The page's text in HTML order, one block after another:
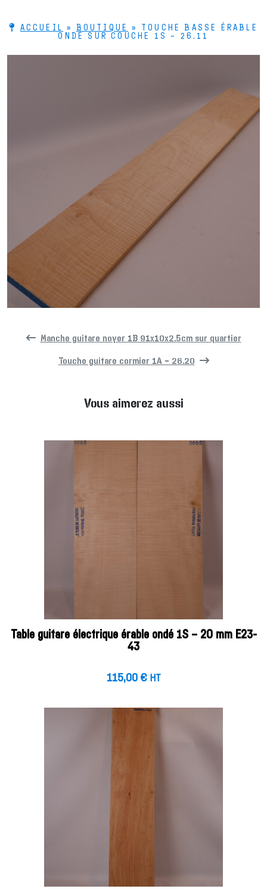
ACCUEIL » BOUTIQUE » TOUCHE BASSE ÉRABLE
ONDÉ SUR COUCHE 1S – 26.11
Manche guitare noyer 1B 91x10x2.5cm sur quartier
Touche guitare cormier 1A – 26.20
Vous aimerez aussi
Table guitare électrique érable ondé 1S – 20 mm E23-
43
115,00 € HT